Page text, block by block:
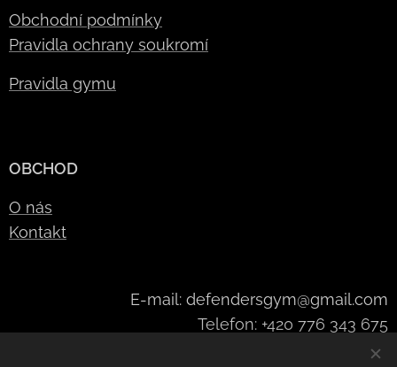
Obchodní podmínky
Pravidla ochrany soukromí
Pravidla gymu
OBCHOD
O nás
Kontakt
E-mail: defendersgym@gmail.com
Telefon: +420 776 343 675